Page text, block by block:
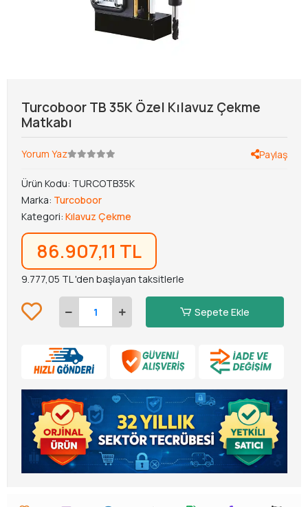
Turcoboor TB 35K Özel Kılavuz Çekme
Matkabı
Yorum Yaz Paylaş
Ürün Kodu: TURCOTB35K
Marka: Turcoboor
Kategori: Kılavuz Çekme
86.907,11 TL
9.777,05 TL 'den başlayan taksitlerle
Sepete Ekle